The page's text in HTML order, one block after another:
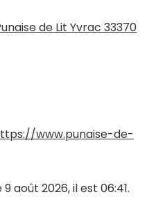
de Lit Yvrac 33370
www.punaise-de-
août 2026, il est 06:41.